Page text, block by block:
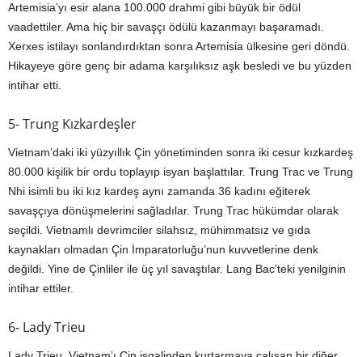
Artemisia’yı esir alana 100.000 drahmi gibi büyük bir ödül
vaadettiler. Ama hiç bir savaşçı ödülü kazanmayı başaramadı.
Xerxes istilayı sonlandırdıktan sonra Artemisia ülkesine geri döndü.
Hikayeye göre genç bir adama karşılıksız aşk besledi ve bu yüzden
intihar etti.
5- Trung Kızkardeşler
Vietnam’daki iki yüzyıllık Çin yönetiminden sonra iki cesur kızkardeş
80.000 kişilik bir ordu toplayıp isyan başlattılar. Trung Trac ve Trung
Nhi isimli bu iki kız kardeş aynı zamanda 36 kadını eğiterek
savaşçıya dönüşmelerini sağladılar. Trung Trac hükümdar olarak
seçildi. Vietnamlı devrimciler silahsız, mühimmatsız ve gıda
kaynakları olmadan Çin İmparatorluğu’nun kuvvetlerine denk
değildi. Yine de Çinliler ile üç yıl savaştılar. Lang Bac’teki yenilginin
intihar ettiler.
6- Lady Trieu